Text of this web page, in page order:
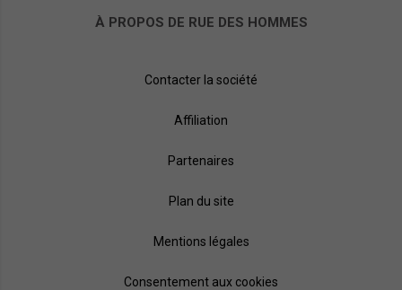
À PROPOS DE RUE DES HOMMES
Contacter la société
Affiliation
Partenaires
Plan du site
Mentions légales
Consentement aux cookies